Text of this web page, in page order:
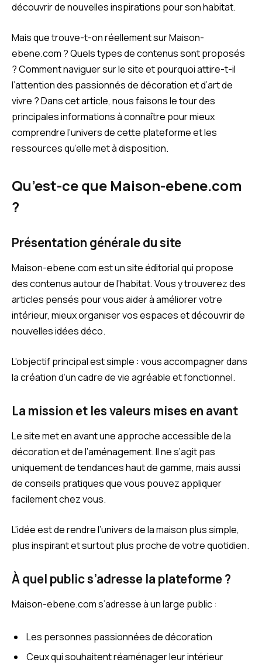
découvrir de nouvelles inspirations pour son habitat.
Mais que trouve-t-on réellement sur Maison-
ebene.com ? Quels types de contenus sont proposés
? Comment naviguer sur le site et pourquoi attire-t-il
l’attention des passionnés de décoration et d’art de
vivre ? Dans cet article, nous faisons le tour des
principales informations à connaître pour mieux
comprendre l’univers de cette plateforme et les
ressources qu’elle met à disposition.
Qu’est-ce que Maison-ebene.com
?
Présentation générale du site
Maison-ebene.com est un site éditorial qui propose
des contenus autour de l’habitat. Vous y trouverez des
articles pensés pour vous aider à améliorer votre
intérieur, mieux organiser vos espaces et découvrir de
nouvelles idées déco.
L’objectif principal est simple : vous accompagner dans
la création d’un cadre de vie agréable et fonctionnel.
La mission et les valeurs mises en avant
Le site met en avant une approche accessible de la
décoration et de l’aménagement. Il ne s’agit pas
uniquement de tendances haut de gamme, mais aussi
de conseils pratiques que vous pouvez appliquer
facilement chez vous.
L’idée est de rendre l’univers de la maison plus simple,
plus inspirant et surtout plus proche de votre quotidien.
À quel public s’adresse la plateforme ?
Maison-ebene.com s’adresse à un large public :
Les personnes passionnées de décoration
Ceux qui souhaitent réaménager leur intérieur